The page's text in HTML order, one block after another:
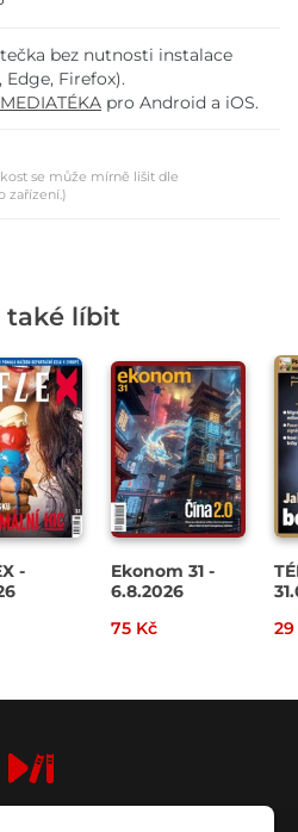
bez nutnosti instalace
Edge, Firefox).
MEDIATÉKA pro Android a iOS.
se může mírně lišit dle
zařízení.)
také líbit
-
Ekonom 31 -
6.8.2026
75 Kč
29